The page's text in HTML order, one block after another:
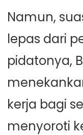
Namun,
lepas dari
pidatonya,
kerja bagi
menyoroti